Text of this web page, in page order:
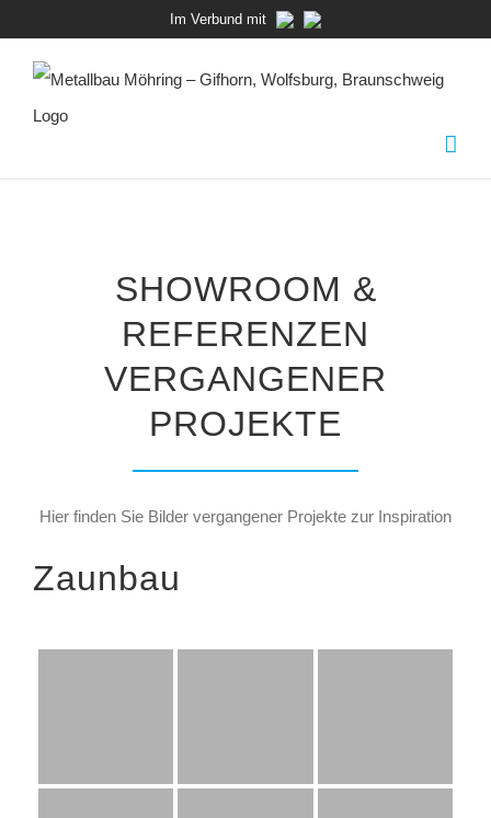
springen
Im Verbund mit
SHOWROOM &
REFERENZEN
VERGANGENER
PROJEKTE
Hier finden Sie Bilder vergangener Projekte zur Inspiration
Zaunbau